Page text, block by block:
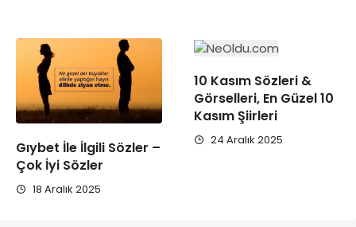
Gıybet İle İlgili Sözler –
Çok İyi Sözler
18 Aralık 2025
10 Kasım Sözleri &
Görselleri, En Güzel 10
Kasım Şiirleri
24 Aralık 2025